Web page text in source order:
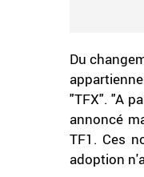
Du
"TFX". "A
annoncé
TF1. Ces
adoption